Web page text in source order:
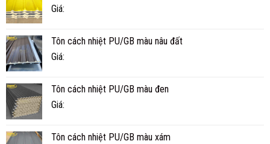
Giá:
Tôn cách nhiệt PU/GB màu nâu đất
Giá:
Tôn cách nhiệt PU/GB màu đen
Giá:
Tôn cách nhiệt PU/GB màu xám